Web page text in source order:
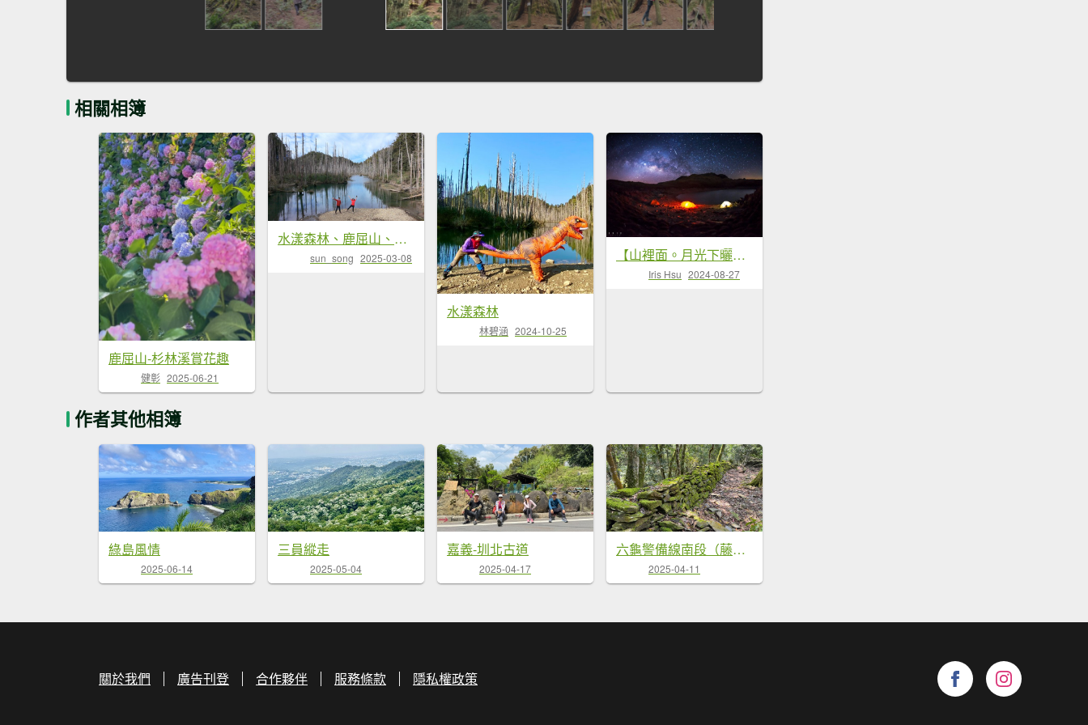
相關相簿
鹿屈山-杉林溪賞花趣
健彰 2025-06-21
水漾森林、鹿屈山、眠月神木
sun_song 2025-03-08
水漾森林
林碧涵 2024-10-25
【山裡面。月光下曬帳篷】夜曝系列
Iris Hsu 2024-08-27
作者其他相簿
綠島風情
2025-06-14
三員縱走
2025-05-04
嘉義-圳北古道
2025-04-17
六龜警備線南段（藤枝-茂林）2天1夜
2025-04-11
關於我們 廣告刊登 合作夥伴 服務條款 隱私權政策